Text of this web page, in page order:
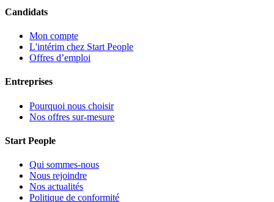
Candidats
Mon compte
L'intérim chez Start People
Offres d’emploi
Entreprises
Pourquoi nous choisir
Nos offres sur-mesure
Start People
Qui sommes-nous
Nous rejoindre
Nos actualités
Politique de conformité